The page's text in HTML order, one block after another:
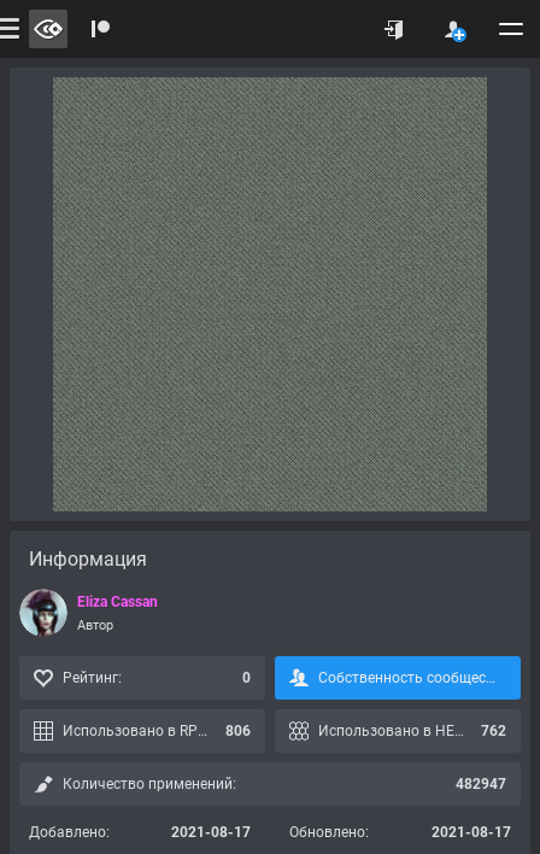
Информация
Eliza Cassan
Автор
Рейтинг: 0 Собственность сообщества, подписка невозможна:
Использовано в RPG картах: 806 Использовано в HEX картах: 762
Количество применений: 482947
Добавлено: 2021-08-17 Обновлено: 2021-08-17